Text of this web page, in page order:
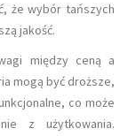
że wybór tańszych
jakość.
między ceną a
mogą być droższe,
co może
z użytkowania.